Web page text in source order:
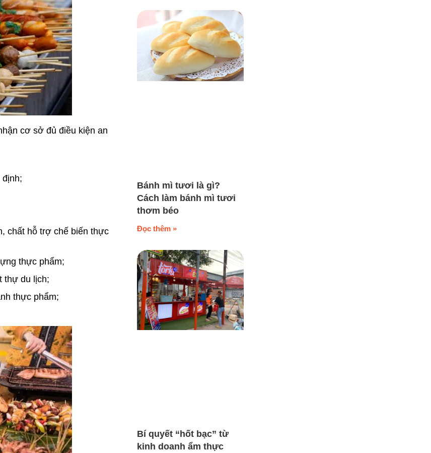
cơ sở đủ điều kiện an
định;
chất hỗ trợ chế biến thực
thực phẩm;
thự du lịch;
thực phẩm;
Bánh mì tươi là gì?
Cách làm bánh mì tươi
thơm béo
Đọc thêm »
Bí quyết “hốt bạc” từ
kinh doanh ẩm thực